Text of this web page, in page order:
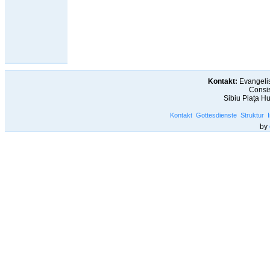
Kontakt:
Sibiu Piaţa
Kontakt Gottesdienste Struktur
by